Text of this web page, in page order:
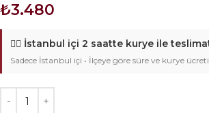
₺3.480
🚴‍♂️ İstanbul içi 2 saatte kurye ile
Sadece İstanbul içi • İlçeye göre süre ve kurye